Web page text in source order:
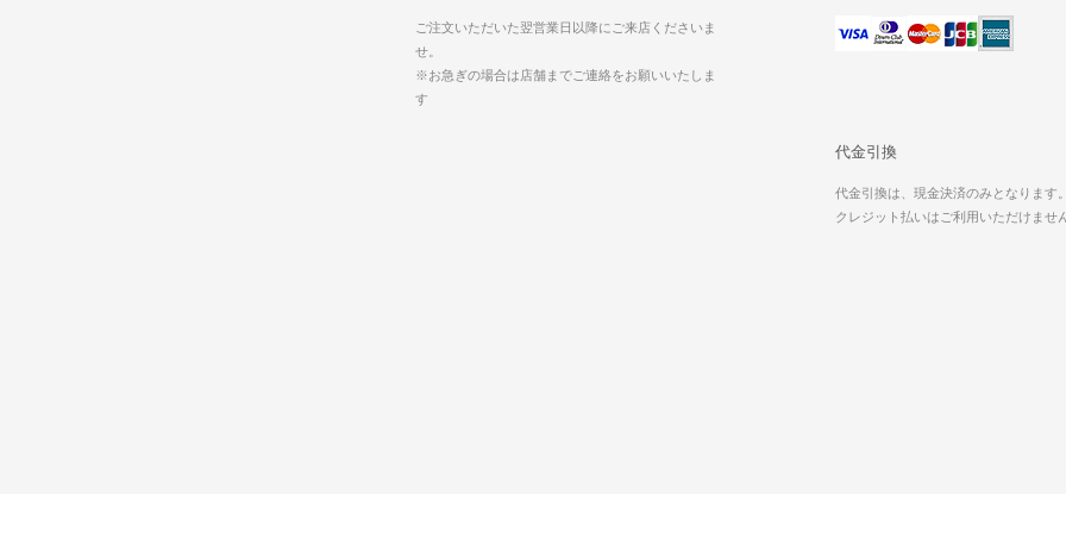
ご注文いただいた翌営業日以降にご来店くださいま
せ。
※お急ぎの場合は店舗までご連絡をお願いいたしま
す
代金引換
代金引換は、現金決済のみとなります。
クレジット払いはご利用いただけませ